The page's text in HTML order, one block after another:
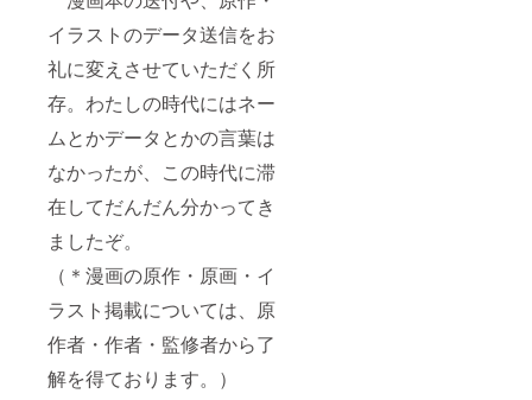
イラストのデータ送信をお
礼に変えさせていただく所
存。わたしの時代にはネー
ムとかデータとかの言葉は
なかったが、この時代に滞
在してだんだん分かってき
ましたぞ。
（＊漫画の原作・原画・イ
ラスト掲載については、原
作者・作者・監修者から了
解を得ております。）